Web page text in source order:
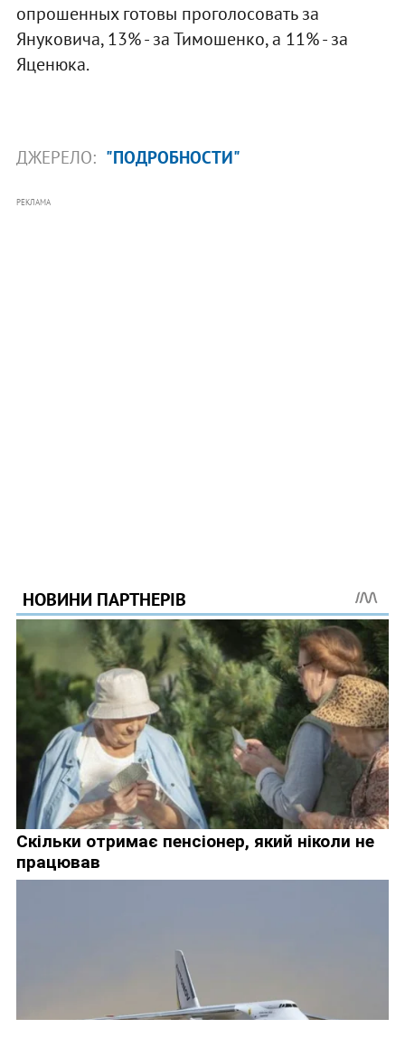
опрошенных готовы проголосовать за
Януковича, 13% - за Тимошенко, а 11% - за
Яценюка.
ДЖЕРЕЛО: "ПОДРОБНОСТИ"
РЕКЛАМА